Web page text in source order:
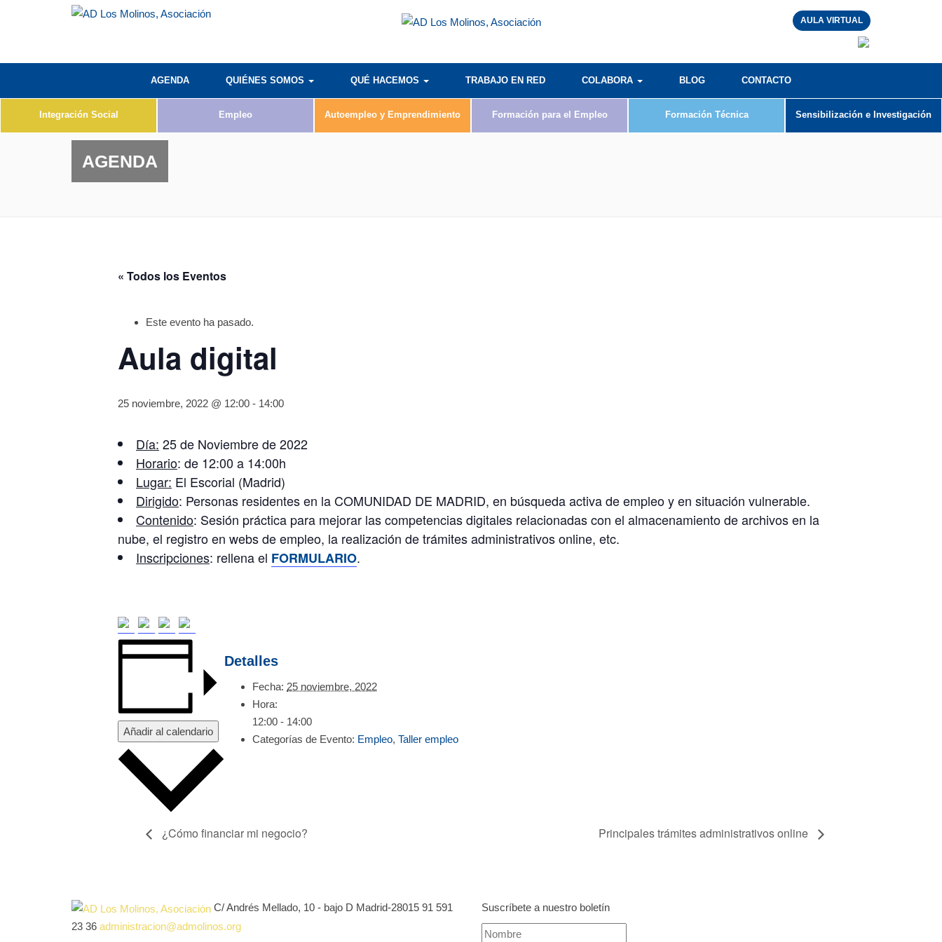
AULA VIRTUAL
AGENDA QUIÉNES SOMOS QUÉ HACEMOS TRABAJO EN RED COLABORA BLOG CONTACTO
Integración Social Empleo Autoempleo y Emprendimiento Formación para el Empleo Formación Técnica Sensibilización e Investigación
AGENDA
« Todos los Eventos
Este evento ha pasado.
Aula digital
25 noviembre, 2022 @ 12:00 - 14:00
Día: 25 de Noviembre de 2022
Horario: de 12:00 a 14:00h
Lugar: El Escorial (Madrid)
Dirigido: Personas residentes en la COMUNIDAD DE MADRID, en búsqueda activa de empleo y en situación vulnerable.
Contenido: Sesión práctica para mejorar las competencias digitales relacionadas con el almacenamiento de archivos en la
nube, el registro en webs de empleo, la realización de trámites administrativos online, etc.
Inscripciones: rellena el FORMULARIO.
Añadir al calendario
Detalles
Fecha: 25 noviembre, 2022
Hora:
12:00 - 14:00
Categorías de Evento: Empleo, Taller empleo
¿Cómo financiar mi negocio? Principales trámites administrativos online
C/ Andrés Mellado, 10 - bajo D Madrid-28015 91 591
23 36 administracion@admolinos.org
Suscríbete a nuestro boletín